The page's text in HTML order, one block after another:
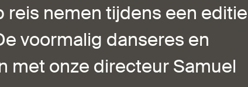
reis nemen tijdens een editie
voormalig danseres en
met onze directeur Samuel